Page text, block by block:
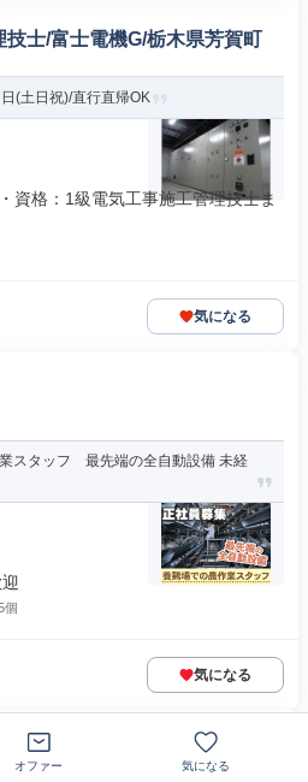
士/富士電機G/栃木県芳賀町
(土日祝)/直行直帰OK
資格：1級電気工事施工管理技士ま
気になる
業スタッフ 最先端の全自動設備 未経
個
気になる
タッフ
オファー 気になる